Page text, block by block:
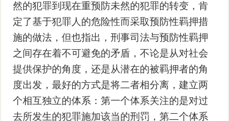
然的犯罪到现在重预防未然的犯罪的转变，肯
定了基于犯罪人的危险性而采取预防性羁押措
施的做法，但也指出，刑事司法与预防性羁押
之间存在着不可避免的矛盾，不论是从对社会
提供保护的角度，还是从潜在的被羁押者的角
度出发，最好的方式是将二者相分离，建立两
个相互独立的体系：第一个体系关注的是对过
去所发生的犯罪施加该当的刑罚，第二个体系